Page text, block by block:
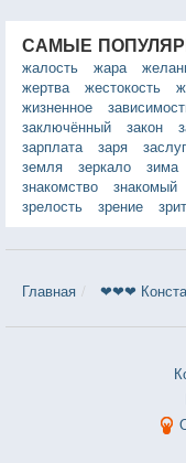
САМЫЕ
жалость
жара
жертва
жестокость
жизненное
заключённый
закон
зарплата
заря
земля
зеркало зима
знакомство
знакомый
зрелость
зрение
Главная ❤❤❤